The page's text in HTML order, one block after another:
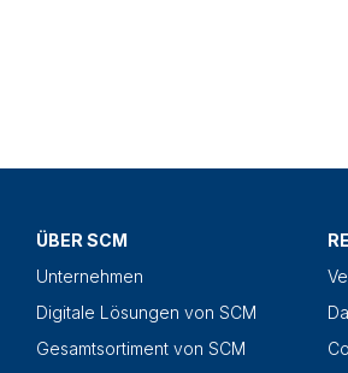
ÜBER SCM
Unternehmen
Digitale Lösungen von SCM
Gesamtsortiment von SCM